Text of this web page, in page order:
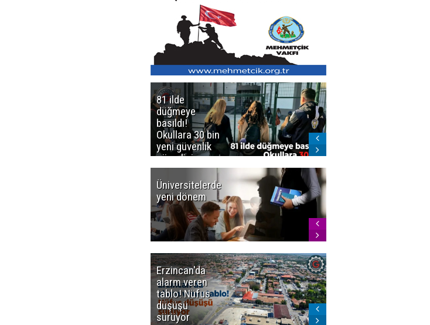
81 ilde
düğmeye
basıldı!
Okullara 30 bin
yeni güvenlik
görevlisi
Üniversitelerde
yeni dönem
Erzincan'da
alarm veren
tablo! Nüfus
düşüşü
sürüyor